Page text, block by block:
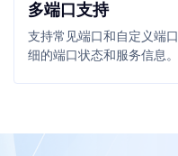
多端口支持
支持常见端口和自定义端
细的端口状态和服务信息。